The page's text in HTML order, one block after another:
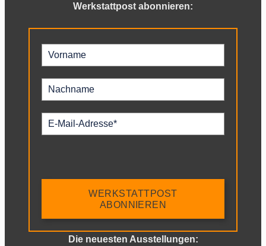
Werkstattpost abonnieren:
WERKSTATTPOST
ABONNIEREN
Die neuesten Ausstellungen: